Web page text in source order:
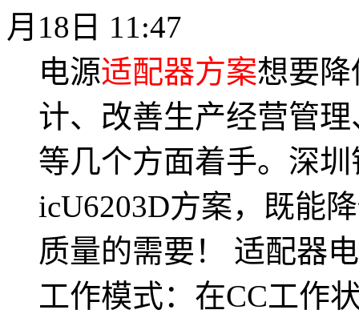
月18日 11:47
电源适配器方案想要
计、改善生产经营管
等几个方面着手。深
icU6203D方案，既能
质量的需要！ 适配器
工作模式：在CC工作